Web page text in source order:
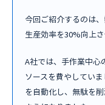
今回ご紹介するのは
生産効率を30%向上
A社では、手作業中心
ソースを費やしてい
を自動化し、無駄を